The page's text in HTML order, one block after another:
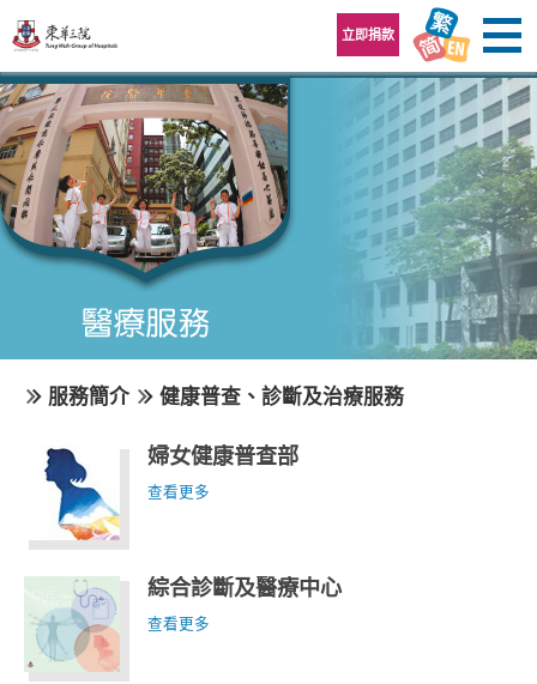
立即捐款
服務簡介 健康普查、診斷及治療服務
婦女健康普查部
查看更多
綜合診斷及醫療中心
查看更多